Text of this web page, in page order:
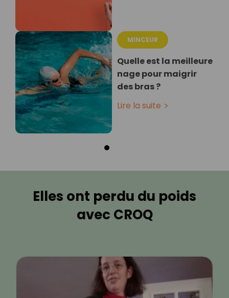
MINCEUR
Quelle est la meilleure
nage pour maigrir
des bras ?
Lire la suite
Elles ont perdu du poids
avec CROQ